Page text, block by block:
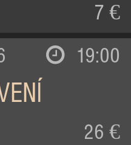
7 €
19:00
26 €